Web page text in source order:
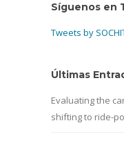
Síguenos en
Tweets by
Últimas
Evaluating the
shifting to ride-